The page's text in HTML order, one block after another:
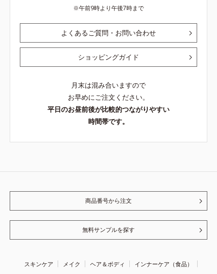
午前9時より午後7時まで
よくあるご質問・お問い合わせ
ショッピングガイド
月末は混み合いますので
お早めにご注文ください。
平日のお昼前後が比較的つながりやすい
時間帯です。
商品番号から注文
無料サンプルを探す
スキンケア メイク ヘア＆ボディ
インナーケア（食品）